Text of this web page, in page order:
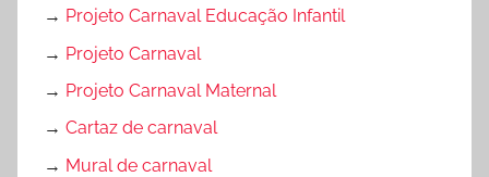
→ Projeto Carnaval Educação Infantil
→ Projeto Carnaval
→ Projeto Carnaval Maternal
→ Cartaz de carnaval
→ Mural de carnaval